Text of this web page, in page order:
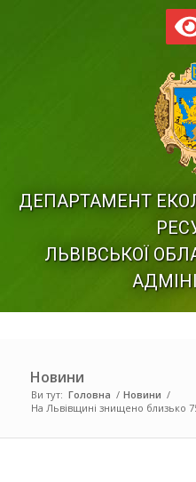
ДЕПАРТАМЕНТ
ЛЬВІВСЬКОЇ
Новини
Ви тут: Головна / Новини /
На Львівщині знищено близько